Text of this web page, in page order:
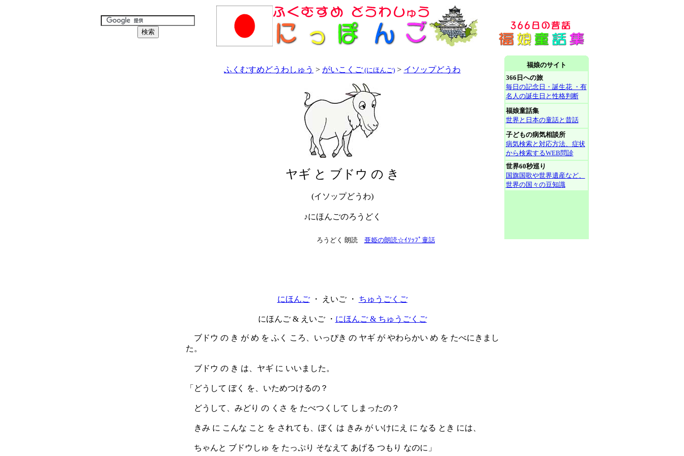
ふくむすめどうわしゅう > がいこくご (にほんご) > イソップどうわ
ヤギ と ブドウ の き
(イソップどうわ)
♪にほんごのろうどく
ろうどく 朗読 亜姫の朗読☆ｲｿｯﾌﾟ童話
にほんご・ えいご ・ ちゅうごくご
にほんご & えいご ・ にほんご & ちゅうごくご
ブドウ の き が め を ふく ころ、いっぴき の ヤギ が やわらかい め を たべにきまし
た。
ブドウ の き は、ヤギ に いいました。
「どうして ぼく を、いためつけるの？
どうして、みどり の くさ を たべつくして しまったの？
きみ に こんな こと を されても、ぼく は きみ が いけにえ に なる とき には、
ちゃんと ブドウしゅ を たっぷり そなえて あげる つもり なのに」
福娘のサイト
366日への旅
毎日の記念日・誕生花 ・有
名人の誕生日と性格判断
福娘童話集
世界と日本の童話と昔話
子どもの病気相談所
病気検索と対応方法、症状
から検索するWEB問診
世界60秒巡り
国旗国歌や世界遺産など、
世界の国々の豆知識